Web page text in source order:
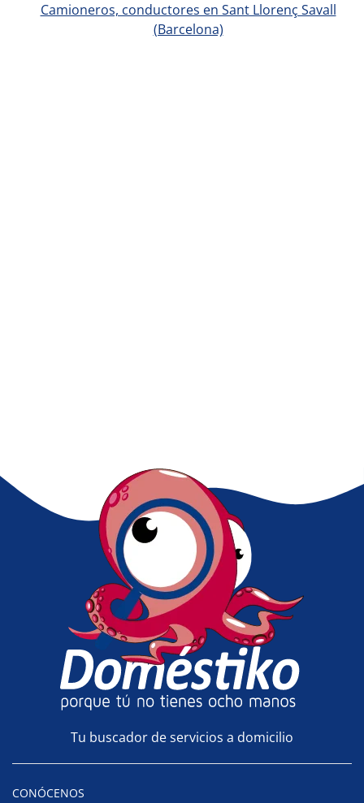
Camioneros, conductores en Sant Llorenç Savall
(Barcelona)
Tu buscador de servicios a domicilio
CONÓCENOS